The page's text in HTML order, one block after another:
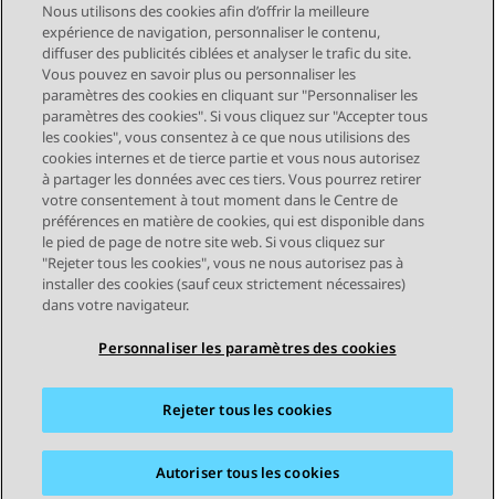
Send Feedback
Navigation par sujet
Sujet précédent Sujet suivant
STAY CONNECTED
Conditions d'utilisation
© 2026 Avaya LLC
Nous utilisons des cookies afin d’offrir la meilleure
expérience de navigation, personnaliser le contenu,
diffuser des publicités ciblées et analyser le trafic du site.
Vous pouvez en savoir plus ou personnaliser les
paramètres des cookies en cliquant sur "Personnaliser les
paramètres des cookies". Si vous cliquez sur "Accepter tous
les cookies", vous consentez à ce que nous utilisions des
cookies internes et de tierce partie et vous nous autorisez
à partager les données avec ces tiers. Vous pourrez retirer
votre consentement à tout moment dans le Centre de
préférences en matière de cookies, qui est disponible dans
le pied de page de notre site web. Si vous cliquez sur
"Rejeter tous les cookies", vous ne nous autorisez pas à
installer des cookies (sauf ceux strictement nécessaires)
dans votre navigateur.
Personnaliser les paramètres des cookies
Rejeter tous les cookies
Autoriser tous les cookies